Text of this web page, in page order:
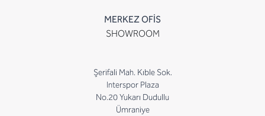
MERKEZ OFİS
SHOWROOM
Şerifali Mah. Kıble Sok.
Interspor Plaza
No.20 Yukarı Dudullu
Ümraniye